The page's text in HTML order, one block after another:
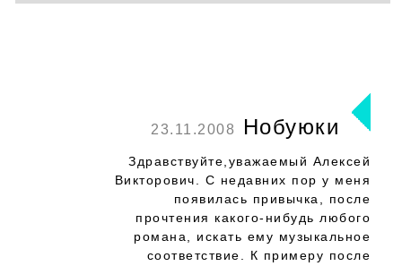
23.11.2008 Нобуюки
Здравствуйте,уважаемый Алексей
Викторович. С недавних пор у меня
появилась привычка, после
прочтения какого-нибудь любого
романа, искать ему музыкальное
соответствие. К примеру после